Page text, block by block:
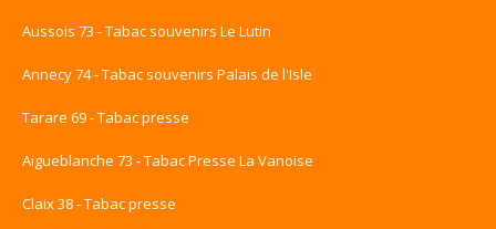
Aussois 73 - Tabac souvenirs Le Lutin
Annecy 74 - Tabac souvenirs Palais de l'Isle
Tarare 69 - Tabac presse
Aigueblanche 73 - Tabac Presse La Vanoise
Claix 38 - Tabac presse